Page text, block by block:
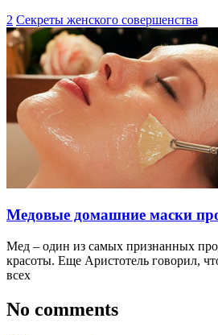
2 Секреты женского совершенства
Медовые домашние маски
Мед – один из самых признанных
красоты. Еще Аристотель говорил,
всех
No comments